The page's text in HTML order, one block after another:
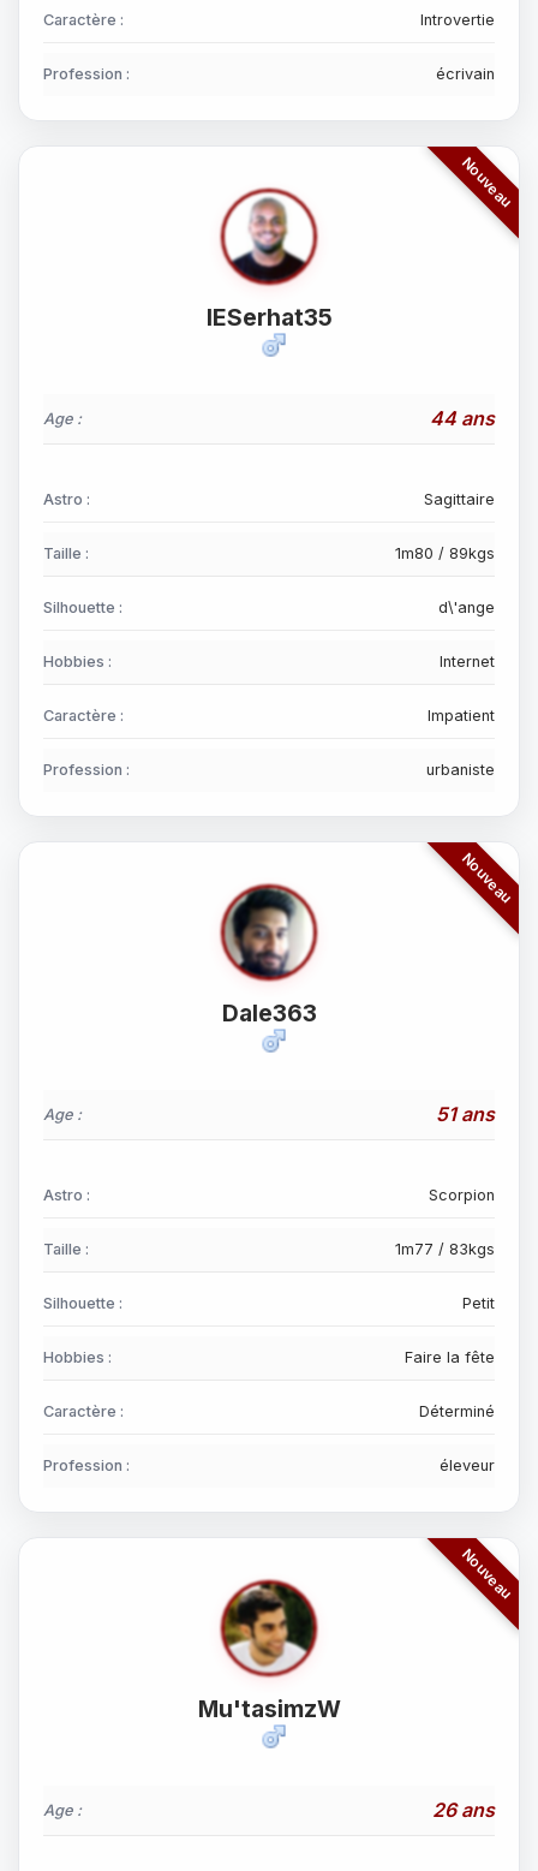
Caractère : Introvertie
Profession : écrivain
IESerhat35
Age : 44 ans
Astro : Sagittaire
Taille : 1m80 / 89kgs
Silhouette : d\'ange
Hobbies : Internet
Caractère : Impatient
Profession : urbaniste
Dale363
Age : 51 ans
Astro : Scorpion
Taille : 1m77 / 83kgs
Silhouette : Petit
Hobbies : Faire la fête
Caractère : Déterminé
Profession : éleveur
Mu'tasimzW
Age : 26 ans